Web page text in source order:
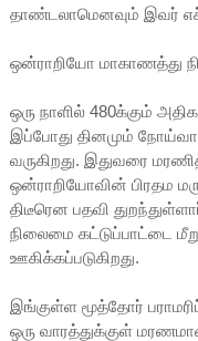
தாண்டலாமெனவும் இவர்
ஒன்ராறியோ மாகாணத்து
ஒரு நாளில் 480க்கும்
இப்போது தினமும்
வருகிறது. இதுவரை
ஒன்ராறியோவின் பிரதம
திடீரென பதவி
நிலைமை கட்டுப்பாட்டை
ஊகிக்கப்படுகிறது.
இங்குள்ள மூத்தோர்
ஒரு வாரத்துக்குள்